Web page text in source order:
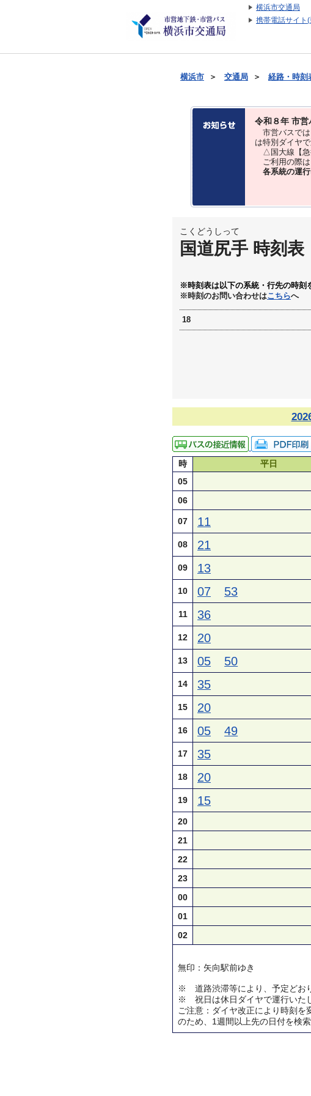
横浜市交通局
携帯電話サイト
横浜市 ＞ 交通局 ＞ 経路・時刻
令和８年 市営
市営バスでは
は特別ダイヤで
△国大線【急
ご利用の際は
各系統の運行
こくどうしって
国道尻手 時刻表
※時刻表は以下の系統・行先の時刻
※時刻のお問い合わせはこちらへ
18
時 平日
05
06
07 11
08 21
09 13
10 07 53
11 36
12 20
13 05 50
14 35
15 20
16 05 49
17 35
18 20
19 15
20
21
22
23
00
01
02
無印：矢向駅前ゆき
※ 道路渋滞等により、予定どお
※ 祝日は休日ダイヤで運行いた
ご注意：ダイヤ改正により時刻
のため、1週間以上先の日付を検